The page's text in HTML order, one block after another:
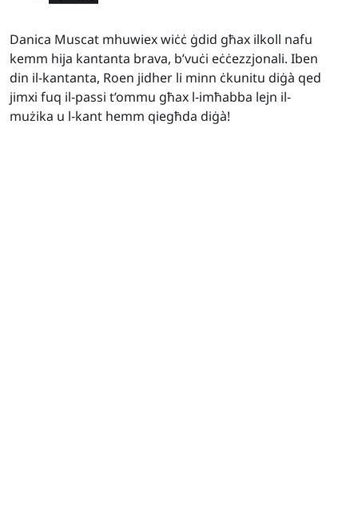
Danica Muscat mhuwiex wiċċ ġdid għax ilkoll nafu
kemm hija kantanta brava, b’vuċi eċċezzjonali. Iben
din il-kantanta, Roen jidher li minn ċkunitu diġà qed
jimxi fuq il-passi t’ommu għax l-imħabba lejn il-
mużika u l-kant hemm qiegħda diġà!